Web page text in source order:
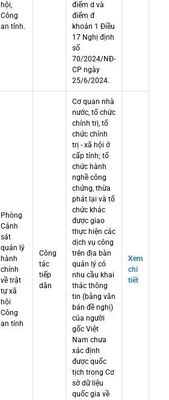
hội,
Công
an tỉnh.
điểm d và
điểm đ
khoản 1 Điều
17 Nghị định
số
70/2024/NĐ-
CP ngày
25/6/2024.
Phòng
Cảnh
sát
quản lý
hành
chính
về trật
tự xã
hội
Công
an tỉnh
Công
tác
tiếp
dân
Cơ quan nhà
nước, tổ chức
chính trị, tổ
chức chính
trị - xã hội ở
cấp tỉnh; tổ
chức hành
nghề công
chứng, thừa
phát lại và tổ
chức khác
được giao
thực hiện các
dịch vụ công
trên địa bàn
quản lý có
nhu cầu khai
thác thông
tin (bằng văn
bản đề nghị)
của người
gốc Việt
Nam chưa
xác định
được quốc
tịch trong Cơ
sở dữ liệu
quốc gia về
Xem
chi
tiết